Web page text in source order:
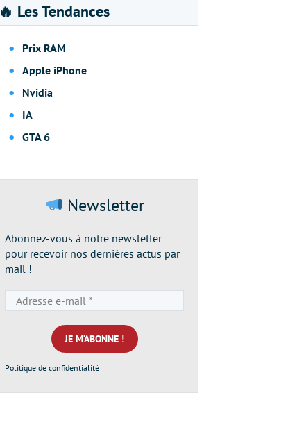
🔥 Les Tendances
Prix RAM
Apple iPhone
Nvidia
IA
GTA 6
Newsletter
Abonnez-vous à notre newsletter
pour recevoir nos dernières actus par
mail !
e-
mail
*
Politique de confidentialité